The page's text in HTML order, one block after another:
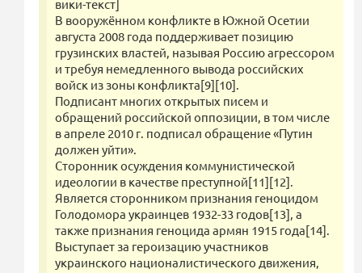
вики-текст]
В вооружённом конфликте в Южной Осетии
августа 2008 года поддерживает позицию
грузинских властей, называя Россию агрессором
и требуя немедленного вывода российских
войск из зоны конфликта[9][10].
Подписант многих открытых писем и
обращений российской оппозиции, в том числе
в апреле 2010 г. подписал обращение «Путин
должен уйти».
Сторонник осуждения коммунистической
идеологии в качестве преступной[11][12].
Является сторонником признания геноцидом
Голодомора украинцев 1932-33 годов[13], а
также признания геноцида армян 1915 года[14].
Выступает за героизацию участников
украинского националистического движения,